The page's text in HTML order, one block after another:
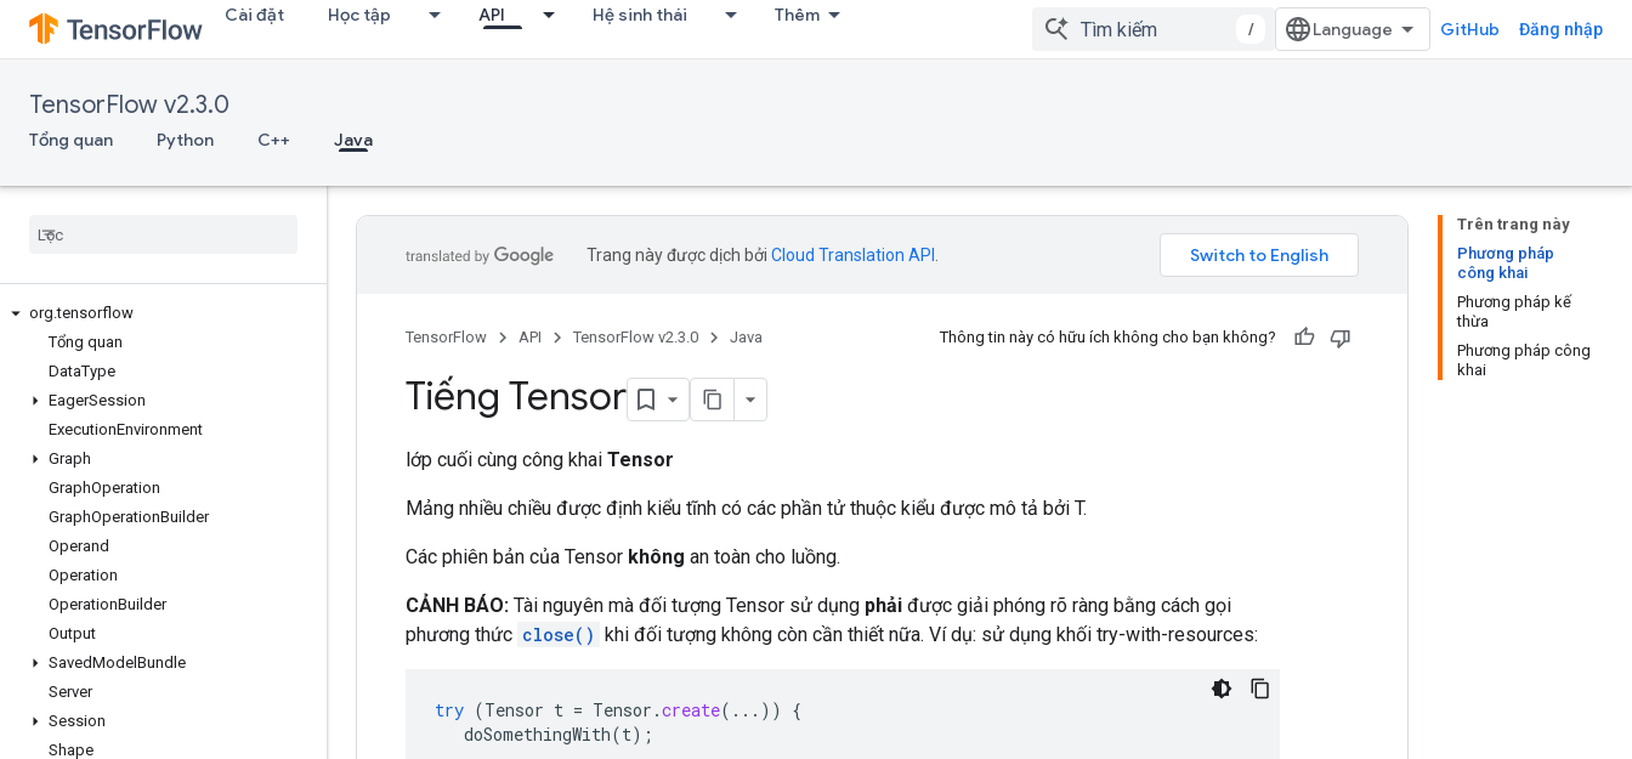
Cài đặt Học tập API Hệ sinh thái Thêm
/ GitHub Đăng nhập
TensorFlow v2.3.0
Tổng quan Python C++ Java
org.tensorflow
Tổng quan
DataType
EagerSession
ExecutionEnvironment
Graph
GraphOperation
GraphOperationBuilder
Operand
Operation
OperationBuilder
Output
SavedModel Bundle
Server
Session
Shape
Trên trang này
Phương pháp
công khai
Phương pháp kế
thừa
Phương pháp công
khai
Trang này được dịch bởi Cloud Translation API
TensorFlow API TensorFlow v2.3.0 Java Thông tin này có hữu ích không cho bạn không?
Tiếng Tensor
lớp cuối cùng công khai Tensor
Mảng nhiều chiều được định kiểu tĩnh có các phần tử thuộc kiểu được mô tả bởi T.
Các phiên bản của Tensor không an toàn cho luồng.
CẢNH BÁO: Tài nguyên mà đối tượng Tensor sử dụng phải được giải phóng rõ ràng bằng cách gọi
phương thức close() khi đối tượng không còn cần thiết nữa. Ví dụ: sử dụng khối try-with-resources:
try (Tensor t = Tensor .create(...))
{
doSomethingWith(t);